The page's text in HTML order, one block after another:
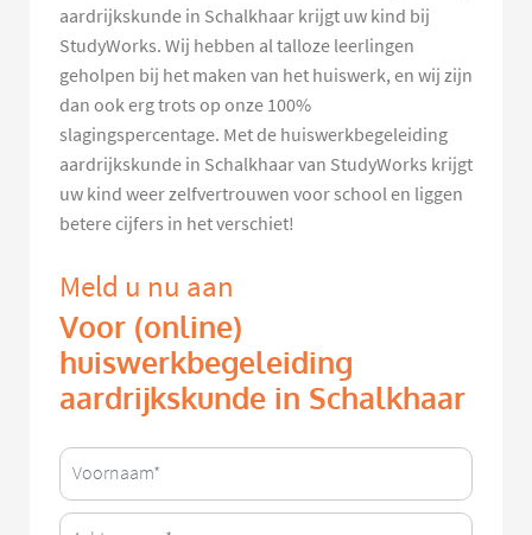
aardrijkskunde in Schalkhaar krijgt uw kind bij
StudyWorks. Wij hebben al talloze leerlingen
geholpen bij het maken van het huiswerk, en wij zijn
dan ook erg trots op onze 100%
slagingspercentage. Met de huiswerkbegeleiding
aardrijkskunde in Schalkhaar van StudyWorks krijgt
uw kind weer zelfvertrouwen voor school en liggen
betere cijfers in het verschiet!
Meld u nu aan
Voor (online)
huiswerkbegeleiding
aardrijkskunde in Schalkhaar